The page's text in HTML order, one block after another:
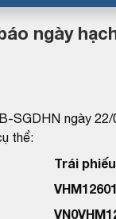
ngày
SGDHN ngày
thể:
Trái
VHM12601